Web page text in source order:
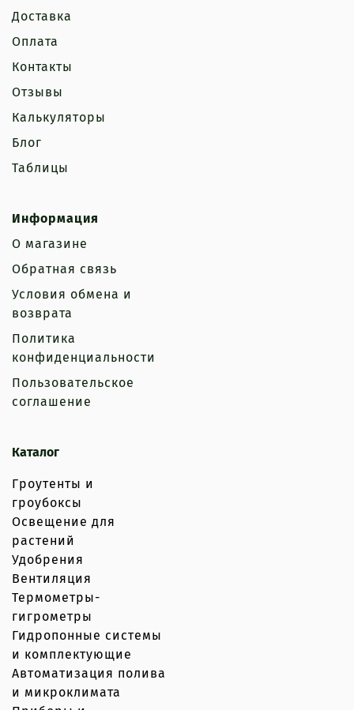
Доставка
Оплата
Контакты
Отзывы
Калькуляторы
Блог
Таблицы
Информация
О магазине
Обратная связь
Условия обмена и
возврата
Политика
конфиденциальности
Пользовательское
соглашение
Каталог
Гроутенты и
гроубоксы
Освещение для
растений
Удобрения
Вентиляция
Термометры-
гигрометры
Гидропонные системы
и комплектующие
Автоматизация полива
и микроклимата